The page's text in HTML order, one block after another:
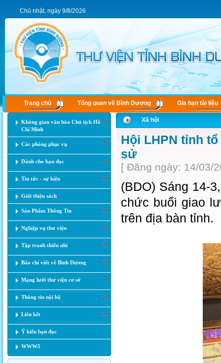
Chủ nhật, ngày 9/8/2026
Trang chủ Tổng quan về Bình Dương Gia hạn tài liệu
Không gian văn hóa Chủ tịch Hồ
Chí Minh
Các phòng phục vụ
Dành cho bạn đọc
Tin tức - sự kiện
Giới thiệu sách
Sản Phẩm Thông Tin
Nghiệp vụ thư viện
Tập tranh thiếu nhi
Báo chí viết về Bình Dương
Mạng lưới thư viện cơ sở
Thông tin nội bộ
Liên kết
Ý kiến bạn đọc
WWW5
Xã hội
Hội LHPN tỉnh
sử
[ Đăng ngày: 14/03/
(BDO) Sáng 14-
chức buổi giao
trên địa bàn tỉnh.